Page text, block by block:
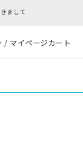
/ マイページカート